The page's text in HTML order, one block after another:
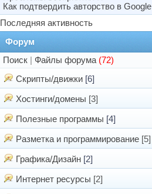
Как подтвердить авторство в Google
Последняя активность
Форум
Поиск
Файлы форума (72)
Скрипты/движки [6]
Хостинги/домены [3]
Полезные программы [4]
Разметка и программирование [5]
Графика/Дизайн [2]
Интернет ресурсы [2]